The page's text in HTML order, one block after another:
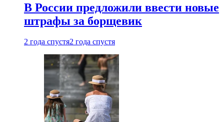
В России предложили ввести новые
штрафы за борщевик
2 года спустя2 года спустя